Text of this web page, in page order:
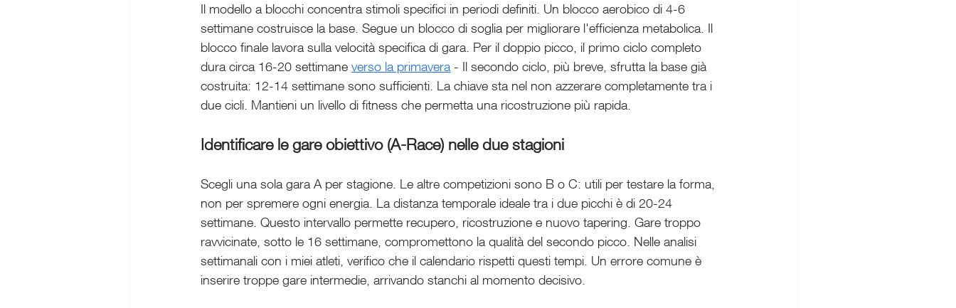
Il modello a blocchi concentra stimoli specifici in periodi definiti. Un blocco aerobico di 4-6
settimane costruisce la base. Segue un blocco di soglia per migliorare l'efficienza metabolica. Il
blocco finale lavora sulla velocità specifica di gara. Per il doppio picco, il primo ciclo completo
dura circa 16-20 settimane verso la primavera - Il secondo ciclo, più breve, sfrutta la base già
costruita: 12-14 settimane sono sufficienti. La chiave sta nel non azzerare completamente tra i
due cicli. Mantieni un livello di fitness che permetta una ricostruzione più rapida.
Identificare le gare obiettivo (A-Race) nelle due stagioni
Scegli una sola gara A per stagione. Le altre competizioni sono B o C: utili per testare la forma,
non per spremere ogni energia. La distanza temporale ideale tra i due picchi è di 20-24
settimane. Questo intervallo permette recupero, ricostruzione e nuovo tapering. Gare troppo
ravvicinate, sotto le 16 settimane, compromettono la qualità del secondo picco. Nelle analisi
settimanali con i miei atleti, verifico che il calendario rispetti questi tempi. Un errore comune è
inserire troppe gare intermedie, arrivando stanchi al momento decisivo.